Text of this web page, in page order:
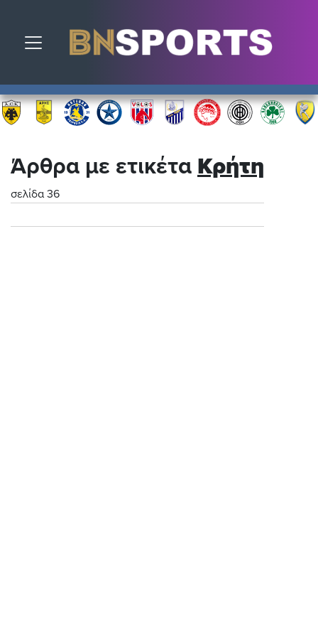
Toggle navigation
Άρθρα με ετικέτα Κρήτη
σελίδα 36